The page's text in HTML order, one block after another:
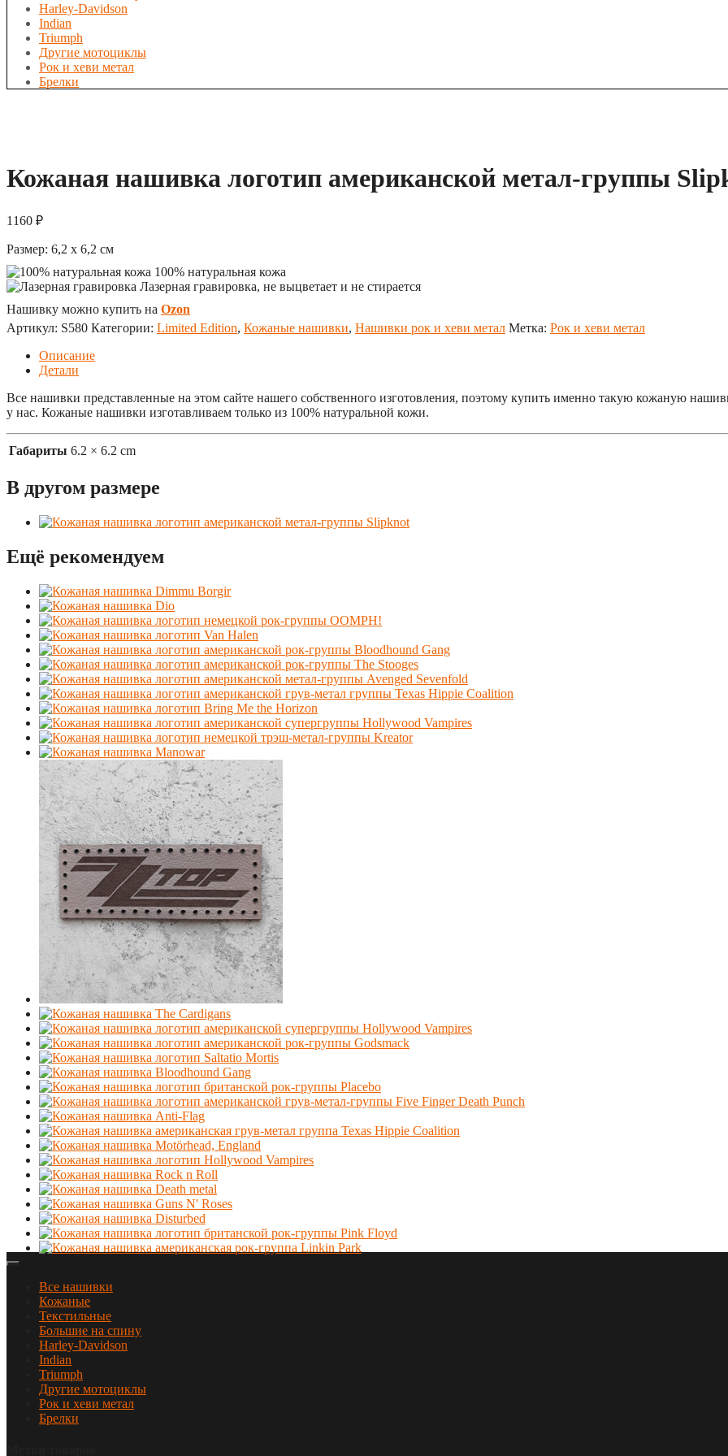
Harley-Davidson
Indian
Triumph
Другие мотоциклы
Рок и хеви метал
Брелки
Кожаная нашивка логотип американской метал-группы
1160 ₽
Размер: 6,2 x 6,2 см
100% натуральная кожа
Лазерная гравировка, не выцветает и не стирается
Нашивку можно купить на Ozon
Артикул: S580 Категории: Limited Edition, Кожаные нашивки, Нашивки рок и хеви метал Метка: Рок и хеви метал
Описание
Детали
Все нашивки представленные на этом сайте нашего собственного изготовления, поэтому купить именно такую кожаную
у нас. Кожаные нашивки изготавливаем только из 100% натуральной кожи.
Габариты 6.2 × 6.2 cm
В другом размере
Ещё рекомендуем
Все нашивки
Кожаные
Текстильные
Большие на спину
Harley-Davidson
Indian
Triumph
Другие мотоциклы
Рок и хеви метал
Брелки